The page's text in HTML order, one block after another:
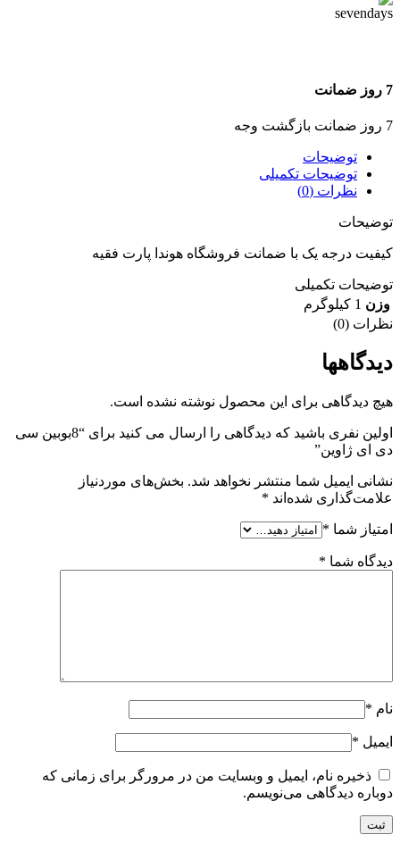
7 روز ضمانت
7 روز ضمانت بازگشت وجه
توضیحات
توضیحات تکمیلی
نظرات (0)
توضیحات
کیفیت درجه یک با ضمانت فروشگاه هوندا پارت فقیه
توضیحات تکمیلی
وزن 1 کیلوگرم
نظرات (0)
دیدگاهها
هیچ دیدگاهی برای این محصول نوشته نشده است.
اولین نفری باشید که دیدگاهی را ارسال می کنید برای “8بوبین سی
دی ای ژاوین”
نشانی ایمیل شما منتشر نخواهد شد. بخش‌های موردنیاز
علامت‌گذاری شده‌اند *
امتیاز شما *
دیدگاه شما *
نام *
ایمیل *
ذخیره نام، ایمیل و وبسایت من در مرورگر برای زمانی که
دوباره دیدگاهی می‌نویسم.